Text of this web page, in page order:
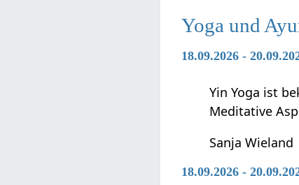
Yoga und
18.09.2026 -
Yin Yoga ist
Meditative
Sanja Wieland
18.09.2026 -